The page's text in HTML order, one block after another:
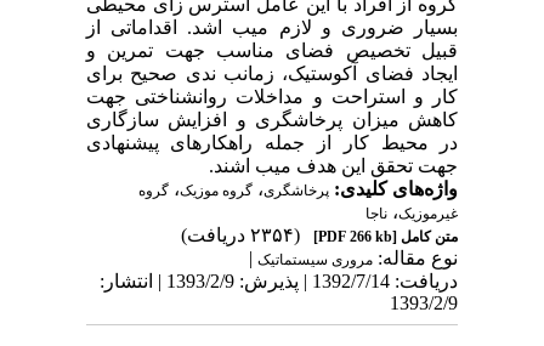
گروه از افراد با این عامل استرس زای محیطی
بسیار ضروری و لازم میب اشد. اقداماتی از
قبیل تخصیص فضای مناسب جهت تمرین و
ایجاد فضای آکوستیک، زمانب ندی صحیح برای
کار و استراحت و مداخلات روانشناختی جهت
کاهش میزان پرخاشگری و افزایش سازگاری
در محیط کار از جمله راهکارهای پیشنهادی
جهت تحقق این هدف میب اشند.
واژه‌های کلیدی: پرخاشگری، گروه موزیک، گروه
غیرموزیک، ناجا
متن کامل[PDF 266 kb]
(۲۳۵۴ دریافت)
نوع مقاله: مروری سيستماتيک|
دریافت: 1392/7/14 | پذیرش: 1393/2/9 | انتشار:
1393/2/9